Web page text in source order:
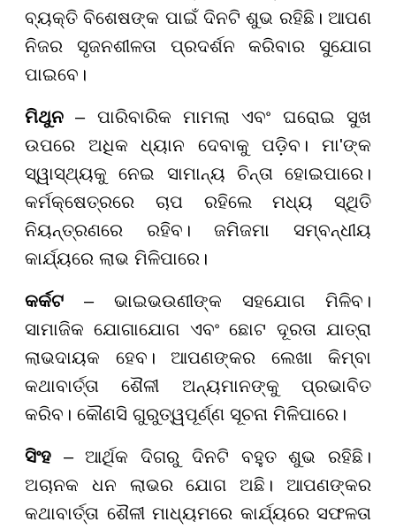
ବ୍ୟକ୍ତି ବିଶେଷଙ୍କ ପାଇଁ ଦିନଟି ଶୁଭ ରହିଛି। ଆପଣ
ନିଜର ସୃଜନଶୀଳତା ପ୍ରଦର୍ଶନ କରିବାର ସୁଯୋଗ
ପାଇବେ।
ମିଥୁନ – ପାରିବାରିକ ମାମଲା ଏବଂ ଘରୋଇ ସୁଖ
ଉପରେ ଅଧିକ ଧ୍ୟାନ ଦେବାକୁ ପଡ଼ିବ। ମା'ଙ୍କ
ସ୍ୱାସ୍ଥ୍ୟକୁ ନେଇ ସାମାନ୍ୟ ଚିନ୍ତା ହୋଇପାରେ।
କର୍ମକ୍ଷେତ୍ରରେ ଚାପ ରହିଲେ ମଧ୍ୟ ସ୍ଥିତି
ନିୟନ୍ତ୍ରଣରେ ରହିବ। ଜମିଜମା ସମ୍ବନ୍ଧୀୟ
କାର୍ଯ୍ୟରେ ଲାଭ ମିଳିପାରେ।
କର୍କଟ – ଭାଇଭଉଣୀଙ୍କ ସହଯୋଗ ମିଳିବ।
ସାମାଜିକ ଯୋଗାଯୋଗ ଏବଂ ଛୋଟ ଦୂରତା ଯାତ୍ରା
ଲାଭଦାୟକ ହେବ। ଆପଣଙ୍କର ଲେଖା କିମ୍ବା
କଥାବାର୍ତ୍ତା ଶୈଳୀ ଅନ୍ୟମାନଙ୍କୁ ପ୍ରଭାବିତ
କରିବ। କୌଣସି ଗୁରୁତ୍ୱପୂର୍ଣ୍ଣ ସୂଚନା ମିଳିପାରେ।
ସିଂହ – ଆର୍ଥିକ ଦିଗରୁ ଦିନଟି ବହୁତ ଶୁଭ ରହିଛି।
ଅଚାନକ ଧନ ଲାଭର ଯୋଗ ଅଛି। ଆପଣଙ୍କର
କଥାବାର୍ତ୍ତା ଶୈଳୀ ମାଧ୍ୟମରେ କାର୍ଯ୍ୟରେ ସଫଳତା